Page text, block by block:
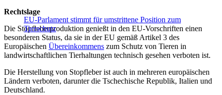
EU-Parlament stimmt für umstrittene Position zum
Tierschutz
Rechtslage
Die Stopfleberproduktion genießt in den EU-Vorschriften einen
besonderen Status, da sie in der EU gemäß Artikel 3 des
Europäischen Übereinkommens zum Schutz von Tieren in
landwirtschaftlichen Tierhaltungen technisch gesehen verboten ist.
Die Herstellung von Stopfleber ist auch in mehreren europäischen
Ländern verboten, darunter die Tschechische Republik, Italien und
Deutschland.